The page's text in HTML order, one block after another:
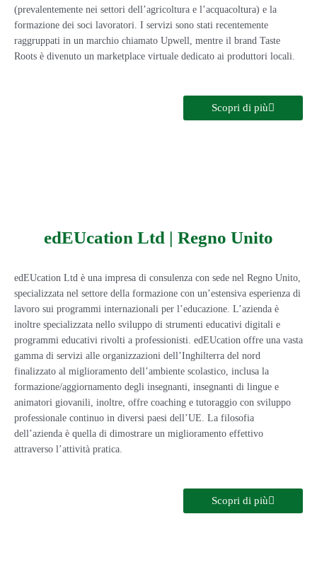
(prevalentemente nei settori dell’agricoltura e l’acquacoltura) e la
formazione dei soci lavoratori. I servizi sono stati recentemente
raggruppati in un marchio chiamato Upwell, mentre il brand Taste
Roots è divenuto un marketplace virtuale dedicato ai produttori locali.
Scopri di più
edEUcation Ltd | Regno Unito
edEUcation Ltd è una impresa di consulenza con sede nel Regno Unito,
specializzata nel settore della formazione con un’estensiva esperienza di
lavoro sui programmi internazionali per l’educazione. L’azienda è
inoltre specializzata nello sviluppo di strumenti educativi digitali e
programmi educativi rivolti a professionisti. edEUcation offre una vasta
gamma di servizi alle organizzazioni dell’Inghilterra del nord
finalizzato al miglioramento dell’ambiente scolastico, inclusa la
formazione/aggiornamento degli insegnanti, insegnanti di lingue e
animatori giovanili, inoltre, offre coaching e tutoraggio con sviluppo
professionale continuo in diversi paesi dell’UE. La filosofia
dell’azienda è quella di dimostrare un miglioramento effettivo
attraverso l’attività pratica.
Scopri di più